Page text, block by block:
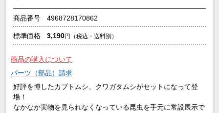
商品番号 4968728170862
標準価格 3,190円 （税込・送料別）
商品の購入について
パーツ（部品）請求
好評を博したカブトムシ、クワガタムシがセットになって登
場！
なかなか実物を見られなくなっている昆虫を手元に常設展示で